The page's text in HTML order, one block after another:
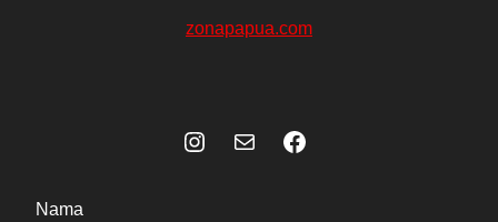
zonapapua.com
Instagram
Mail Celebes Today Social Media
Nama